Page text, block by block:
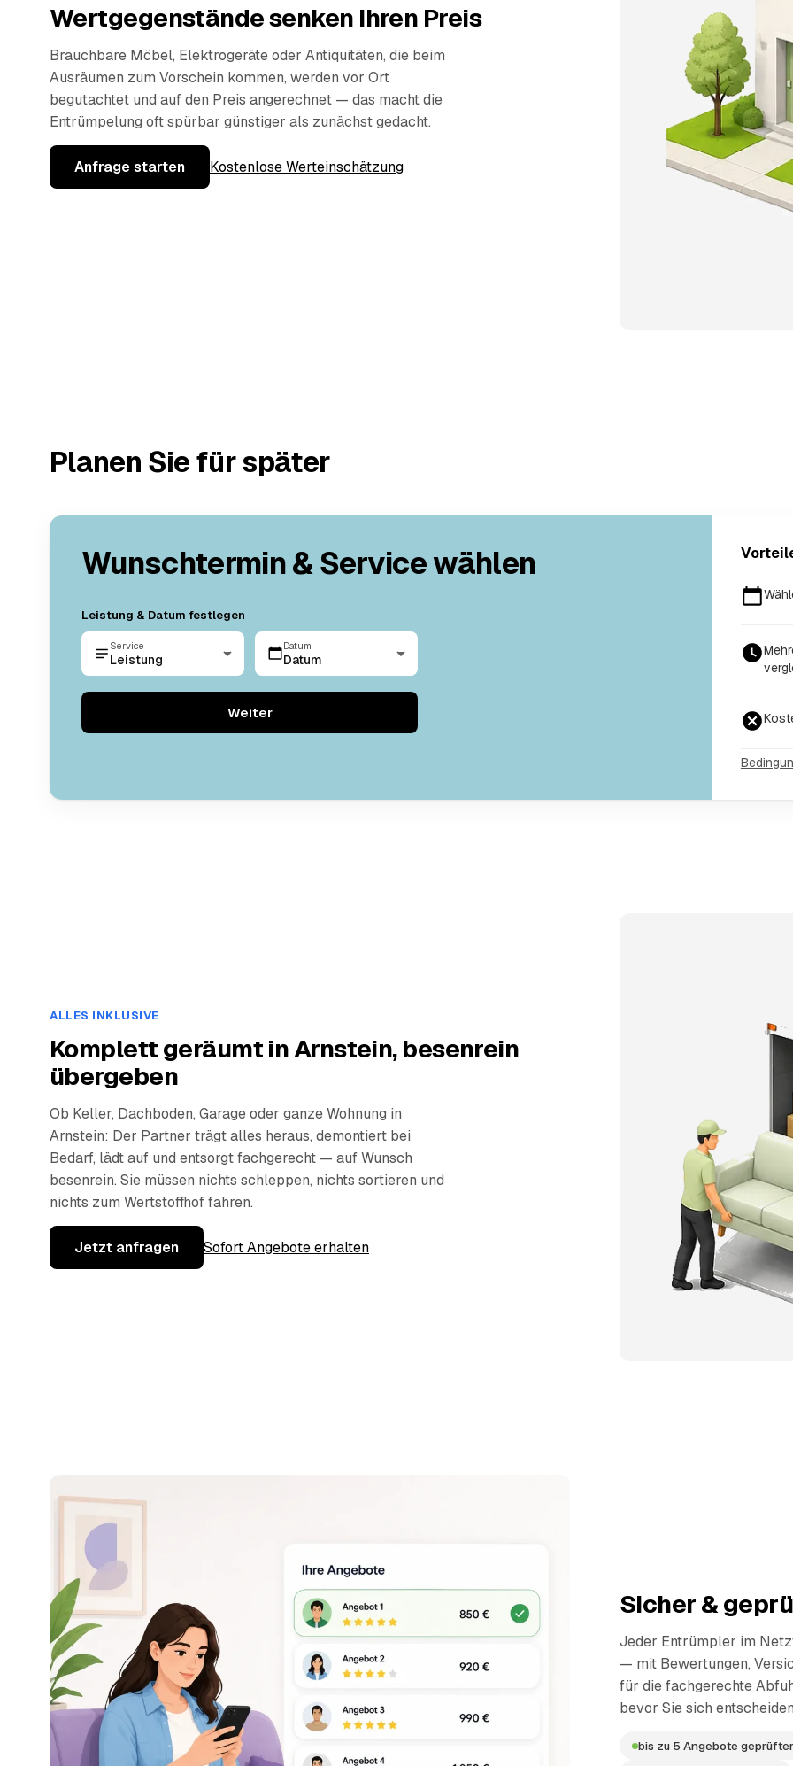
Wertgegenstände senken Ihren Preis
Brauchbare Möbel, Elektrogeräte oder Antiquitäten, die beim
Ausräumen zum Vorschein kommen, werden vor Ort
begutachtet und auf den Preis angerechnet — das macht die
Entrümpelung oft spürbar günstiger als zunächst gedacht.
Anfrage starten Kostenlose Werteinschätzung
Planen Sie für später
Wunschtermin & Service wählen
Leistung & Datum festlegen
Service
Leistung
Datum
Datum
Weiter
ALLES INKLUSIVE
Komplett geräumt in Arnstein, besenrein
übergeben
Ob Keller, Dachboden, Garage oder ganze Wohnung in
Arnstein: Der Partner trägt alles heraus, demontiert bei
Bedarf, lädt auf und entsorgt fachgerecht — auf Wunsch
besenrein. Sie müssen nichts schleppen, nichts sortieren und
nichts zum Wertstoffhof fahren.
Jetzt anfragen Sofort Angebote erhalten
Sicher &
Jeder Entrümpler im
— mit Bewertungen,
für die fachgerechte
bevor Sie sich
bis zu 5 Angebote